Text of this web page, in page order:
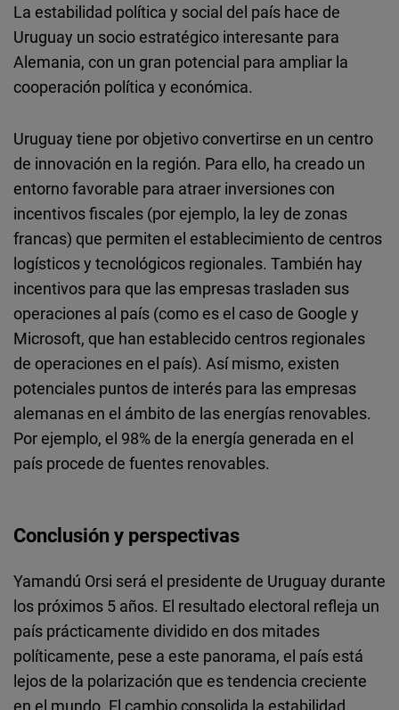
La estabilidad política y social del país hace de
Uruguay un socio estratégico interesante para
Alemania, con un gran potencial para ampliar la
cooperación política y económica.
Uruguay tiene por objetivo convertirse en un centro
de innovación en la región. Para ello, ha creado un
entorno favorable para atraer inversiones con
incentivos fiscales (por ejemplo, la ley de zonas
francas) que permiten el establecimiento de centros
logísticos y tecnológicos regionales. También hay
incentivos para que las empresas trasladen sus
operaciones al país (como es el caso de Google y
Microsoft, que han establecido centros regionales
de operaciones en el país). Así mismo, existen
potenciales puntos de interés para las empresas
alemanas en el ámbito de las energías renovables.
Por ejemplo, el 98% de la energía generada en el
país procede de fuentes renovables.
Conclusión y perspectivas
Yamandú Orsi será el presidente de Uruguay durante
los próximos 5 años. El resultado electoral refleja un
país prácticamente dividido en dos mitades
políticamente, pese a este panorama, el país está
lejos de la polarización que es tendencia creciente
en el mundo. El cambio consolida la estabilidad